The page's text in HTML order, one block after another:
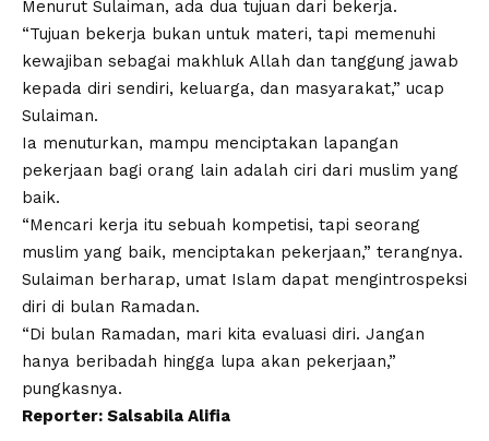
Menurut Sulaiman, ada dua tujuan dari bekerja.
“Tujuan bekerja bukan untuk materi, tapi memenuhi
kewajiban sebagai makhluk Allah dan tanggung jawab
kepada diri sendiri, keluarga, dan masyarakat,” ucap
Sulaiman.
Ia menuturkan, mampu menciptakan lapangan
pekerjaan bagi orang lain adalah ciri dari muslim yang
baik.
“Mencari kerja itu sebuah kompetisi, tapi seorang
muslim yang baik, menciptakan pekerjaan,” terangnya.
Sulaiman berharap, umat Islam dapat mengintrospeksi
diri di bulan Ramadan.
“Di bulan Ramadan, mari kita evaluasi diri. Jangan
hanya beribadah hingga lupa akan pekerjaan,”
pungkasnya.
Reporter: Salsabila Alifia